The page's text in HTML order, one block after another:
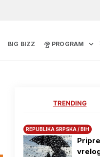
BIG BIZZ PROGRAM
TRENDING
REPUBLIKA SRPSKA / BIH